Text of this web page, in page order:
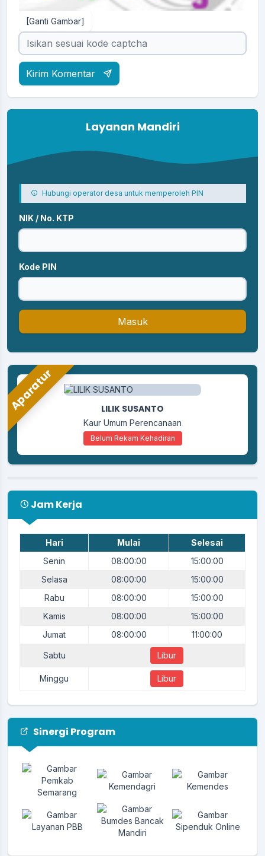
[Ganti Gambar]
Kirim Komentar
Layanan Mandiri
Hubungi operator desa untuk memperoleh PIN
NIK / No. KTP
Kode PIN
Masuk
Aparatur LILIK SUSANTO
Kaur Umum Perencanaan
Belum Rekam Kehadiran
Jam Kerja
Hari Mulai
Selesai
Senin
08:00:00
15:00:00
Selasa
08:00:00
15:00:00
Rabu
08:00:00
15:00:00
Kamis
08:00:00
15:00:00
Jumat
08:00:00 11:00:00
Sabtu Libur
Minggu Libur
Sinergi Program